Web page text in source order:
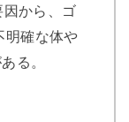
因から、ゴ
明確な体や
る。